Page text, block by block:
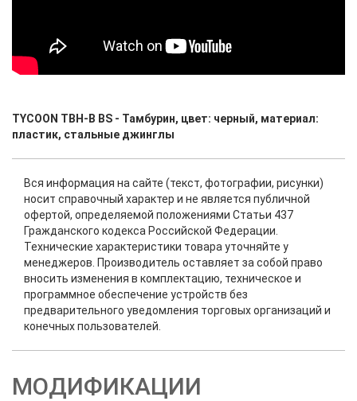
TYCOON TBH-B BS - Тамбурин, цвет: черный, материал:
пластик, стальные джинглы
Вся информация на сайте (текст, фотографии, рисунки)
носит справочный характер и не является публичной
офертой, определяемой положениями Статьи 437
Гражданского кодекса Российской Федерации.
Технические характеристики товара уточняйте у
менеджеров. Производитель оставляет за собой право
вносить изменения в комплектацию, техническое и
программное обеспечение устройств без
предварительного уведомления торговых организаций и
конечных пользователей.
МОДИФИКАЦИИ